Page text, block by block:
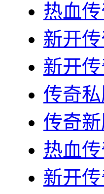
热血
新开
新开
传奇
传奇新
热血
新开